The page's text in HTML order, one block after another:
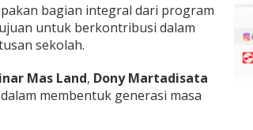
bagian integral dari program
untuk berkontribusi dalam
sekolah.
Mas Land, Dony Martadisata
membentuk generasi masa